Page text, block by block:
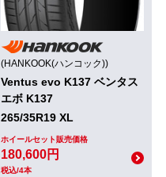
(HANKOOK(ハンコック))
Ventus evo K137 ベンタス
エボ K137
265/35R19 XL
ホイールセット販売価格
180,600円
税込/4本